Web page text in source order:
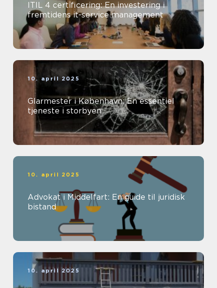
ITIL 4 certificering: En investering i
fremtidens it-service management
10. april 2025
Glarmester i København: En essentiel
tjeneste i storbyen
10. april 2025
Advokat i Middelfart: En guide til juridisk
bistand
10. april 2025